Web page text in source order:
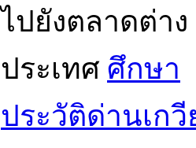
ไปยังตลาดต่าง
ประเทศ ศึกษา
ประวัติด่านเก